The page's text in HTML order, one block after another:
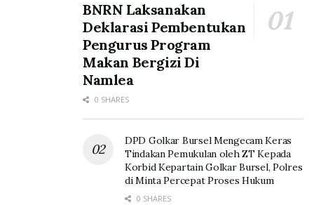
BNRN Laksanakan
Deklarasi Pembentukan
Pengurus Program
Makan Bergizi Di
Namlea
0 SHARES
DPD Golkar Bursel Mengecam Keras
Tindakan Pemukulan oleh ZT Kepada
Korbid Kepartain Golkar Bursel, Polres
di Minta Percepat Proses Hukum
0 SHARES